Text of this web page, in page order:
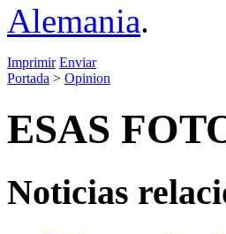
Alemania.
Imprimir Enviar
Portada > Opinion
ESAS
Noticias